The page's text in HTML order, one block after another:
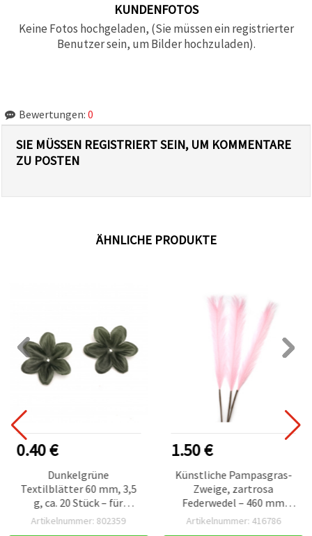
KUNDENFOTOS
Keine Fotos hochgeladen, (Sie müssen ein registrierter
Benutzer sein, um Bilder hochzuladen).
Bewertungen: 0
SIE MÜSSEN REGISTRIERT SEIN, UM KOMMENTARE
ZU POSTEN
ÄHNLICHE PRODUKTE
0.40 €
Dunkelgrüne
Textilblätter 60 mm, 3,5
g, ca. 20 Stück – für
Basteln, DIY & Deko
Artikelnummer: 802359
1.50 €
Künstliche Pampasgras-
Zweige, zartrosa
Federwedel – 460 mm
Länge, 3er-Set für
Artikelnummer: 416786